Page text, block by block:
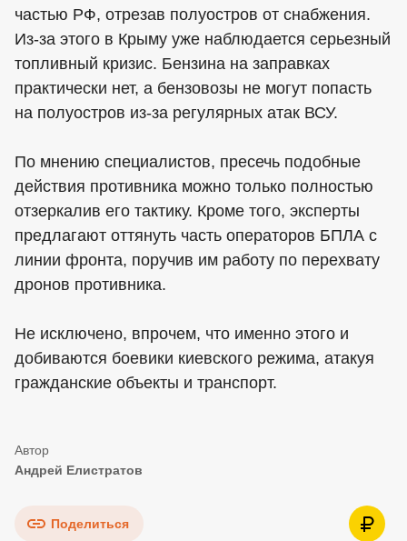
частью РФ, отрезав полуостров от снабжения.
Из-за этого в Крыму уже наблюдается серьезный
топливный кризис. Бензина на заправках
практически нет, а бензовозы не могут попасть
на полуостров из-за регулярных атак ВСУ.
По мнению специалистов, пресечь подобные
действия противника можно только полностью
отзеркалив его тактику. Кроме того, эксперты
предлагают оттянуть часть операторов БПЛА с
линии фронта, поручив им работу по перехвату
дронов противника.
Не исключено, впрочем, что именно этого и
добиваются боевики киевского режима, атакуя
гражданские объекты и транспорт.
Андрей Елистратов
Поделиться